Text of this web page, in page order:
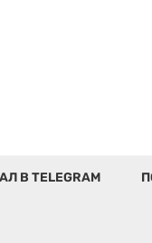
В TELEGRAM